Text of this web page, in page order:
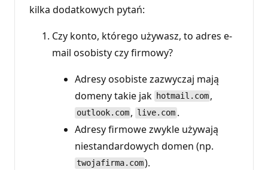
kilka dodatkowych pytań:
Czy konto, którego używasz, to adres e-
mail osobisty czy firmowy?
Adresy osobiste zazwyczaj mają
domeny takie jak hotmail.com ,
outlook.com , live.com .
Adresy firmowe zwykle używają
niestandardowych domen (np.
twojafirma.com).